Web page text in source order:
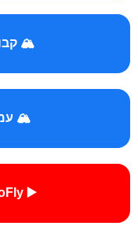
🏔️
🏔️
▶️ YouTube - WhereToFly